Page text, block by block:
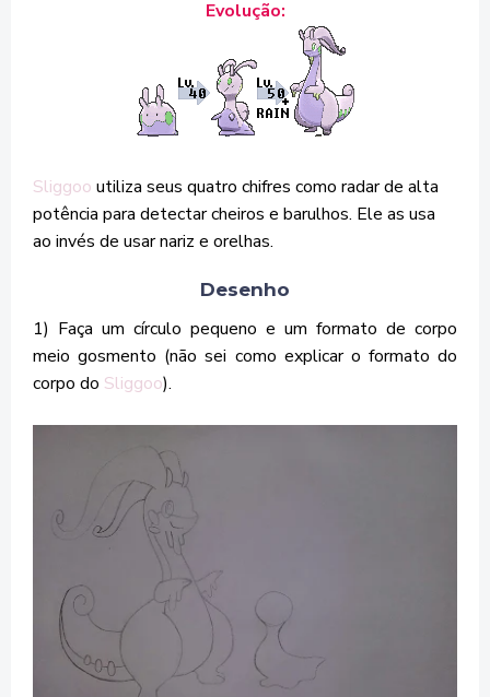
Evolução:
Sliggoo utiliza seus quatro chifres como radar de alta
potência para detectar cheiros e barulhos. Ele as usa
ao invés de usar nariz e orelhas.
Desenho
1) Faça um círculo pequeno e um formato de corpo
meio gosmento (não sei como explicar o formato do
corpo do Sliggoo).